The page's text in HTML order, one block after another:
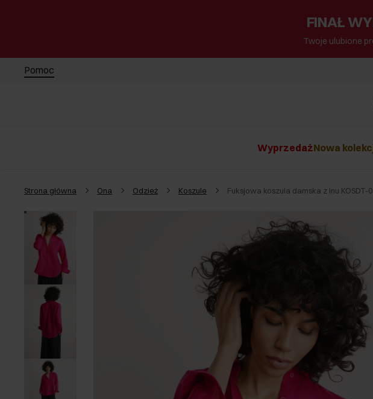
FINAŁ
Twoje ulubione
Pomoc
WyprzedażNowa
Strona główna Ona Odzież Koszule Fuksjowa koszula damska z lnu KOSDT-